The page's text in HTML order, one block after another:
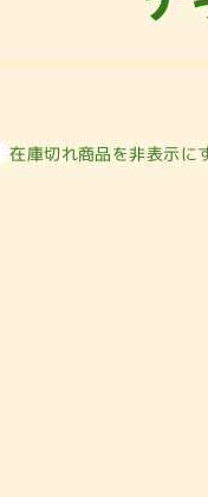
在庫切れ商品を非表示に